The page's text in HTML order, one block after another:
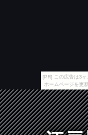
[PR] この広告は3ヶ
ホームページを更